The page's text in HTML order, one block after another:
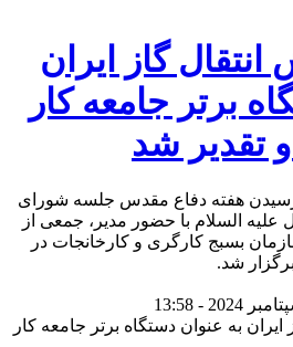
گاز ایران
برتر جامعه کار
و تقدیر شد
هفته دفاع مقدس جلسه شورای
علیه السلام با حضور مدیر، جمعی از
بسبج کارگری و کارخانجات در
شد.